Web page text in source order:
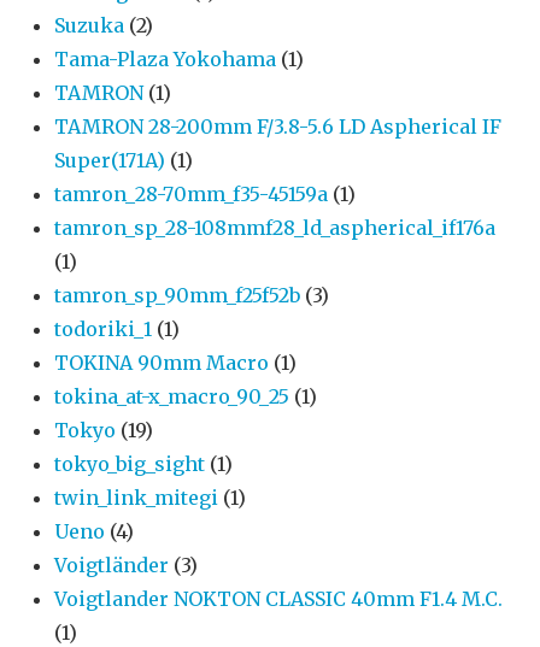
Suzuka (2)
Tama-Plaza Yokohama (1)
TAMRON (1)
TAMRON 28-200mm F/3.8-5.6 LD Aspherical IF
Super(171A) (1)
tamron_28-70mm_f35-45159a (1)
tamron_sp_28-108mmf28_ld_aspherical_if176a
(1)
tamron_sp_90mm_f25f52b (3)
todoriki_1 (1)
TOKINA 90mm Macro (1)
tokina_at-x_macro_90_25 (1)
Tokyo (19)
tokyo_big_sight (1)
twin_link_mitegi (1)
Ueno (4)
Voigtländer (3)
Voigtlander NOKTON CLASSIC 40mm F1.4 M.C.
(1)